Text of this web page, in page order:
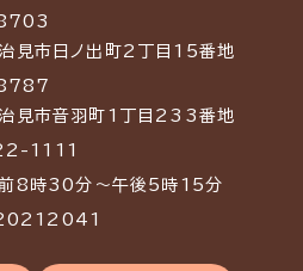
8703
見市日ノ出町2丁目15番地
8787
見市音羽町1丁目233番地
1111
8時30分～午後5時15分